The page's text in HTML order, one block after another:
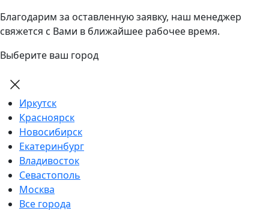
Благодарим за оставленную заявку, наш менеджер
свяжется с Вами в ближайшее рабочее время.
Выберите ваш город
Иркутск
Красноярск
Новосибирск
Екатеринбург
Владивосток
Севастополь
Москва
Все города